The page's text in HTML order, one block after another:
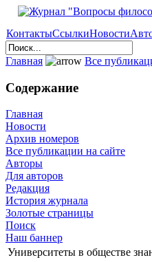
КонтактыСсылкиНовости
Главная Все
Содержание
Главная
Новости
Архив номеров
Все публикации на сайте
Авторы
Для авторов
Редакция
История журнала
Золотые страницы
Поиск
Наш баннер
Университеты в обществе